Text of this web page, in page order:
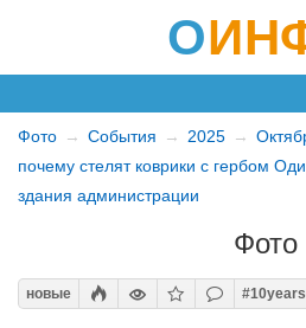
О
Фото События 2025
почему стелят коврики с гербом
здания администрации
Фото
новые